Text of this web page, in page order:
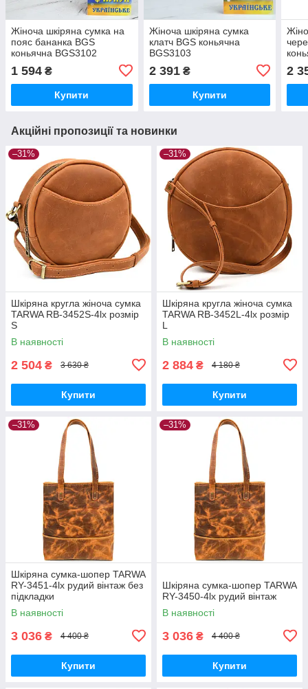
Жіноча шкіряна сумка на
пояс бананка BGS
коньячна BGS3102
1 594 ₴
Купити
Жіноча шкіряна сумка
клатч BGS коньячна
BGS3103
2 391₴
Купити
2
Акційні пропозиції та новинки
–31%
Шкіряна кругла жіноча сумка
TARWA RB-3452S-4lx розмір
S
В наявності
2 504 ₴ 3 630 ₴
Купити
–31%
Шкіряна кругла жіноча сумка
TARWA RB-3452L-4lx розмір
L
В наявності
2 884 ₴ 4 180 ₴
Купити
–31%
Шкіряна сумка-шопер TARWA
RY-3451-4lx рудий вінтаж без
підкладки
В наявності
3 036 ₴ 4 400 ₴
Купити
–31%
Шкіряна сумка-шопер TARWA
RY-3450-4lx рудий вінтаж
В наявності
3 036 ₴ 4 400 ₴
Купити